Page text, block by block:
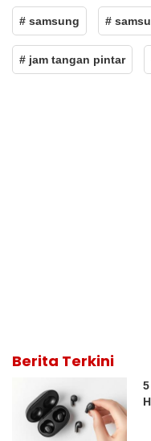
# samsung #
# jam tangan pintar
Berita Terkini